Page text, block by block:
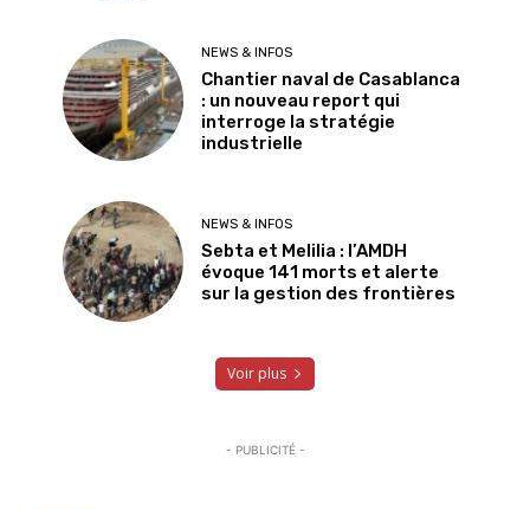
NEWS & INFOS
Chantier naval de Casablanca
: un nouveau report qui
interroge la stratégie
industrielle
NEWS & INFOS
Sebta et Melilia : l’AMDH
évoque 141 morts et alerte
sur la gestion des frontières
Voir plus
- PUBLICITÉ -